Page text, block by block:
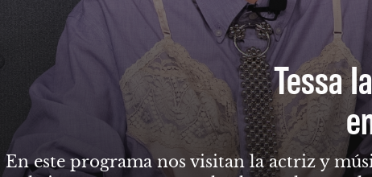
Tessa
En este programa nos visitan la actriz y